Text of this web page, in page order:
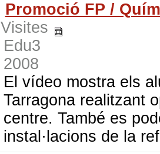
Promoció FP /
Visites
Edu3
2008
El vídeo mostra els
Tarragona realitzant
centre. També es
instal·lacions de la